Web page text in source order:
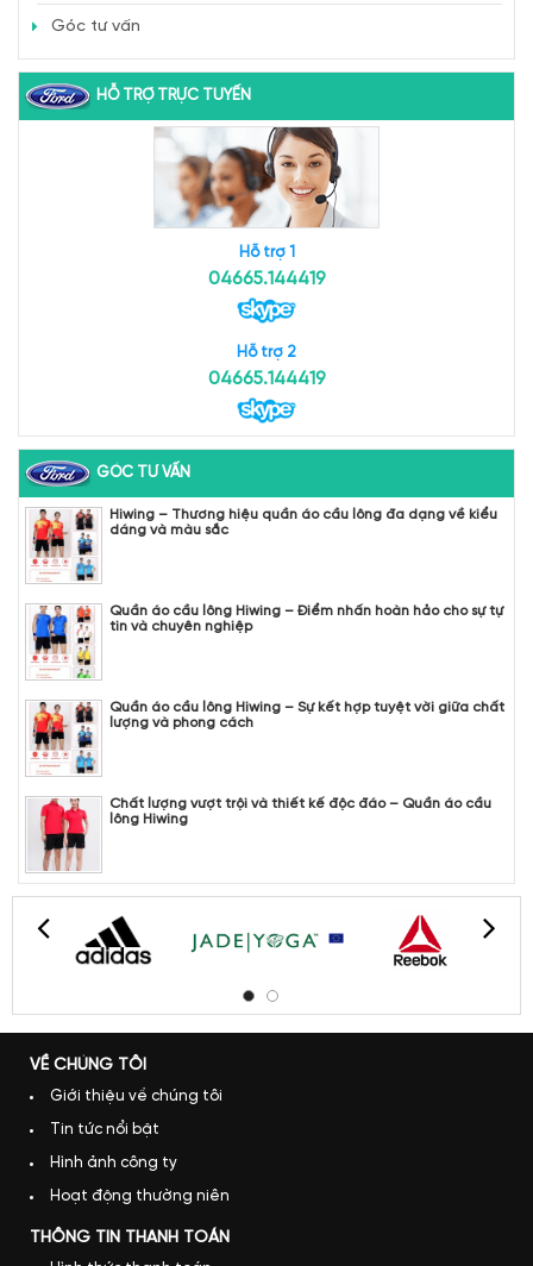
Góc tư vấn
HỖ TRỢ TRỰC TUYẾN
Hỗ trợ 1
04665.144419
Hỗ trợ 2
04665.144419
GÓC TƯ VẤN
Hiwing – Thương hiệu quần áo cầu lông đa dạng về kiểu
dáng và màu sắc
Quần áo cầu lông Hiwing – Điểm nhấn hoàn hảo cho sự tự
tin và chuyên nghiệp
Quần áo cầu lông Hiwing – Sự kết hợp tuyệt vời giữa chất
lượng và phong cách
Chất lượng vượt trội và thiết kế độc đáo – Quần áo cầu
lông Hiwing
VỀ CHÚNG TÔI
Giới thiệu về chúng tôi
Tin tức nổi bật
Hình ảnh công ty
Hoạt động thường niên
THÔNG TIN THANH TOÁN